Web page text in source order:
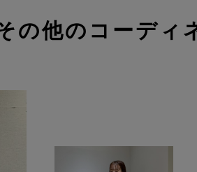
の他のコーディ